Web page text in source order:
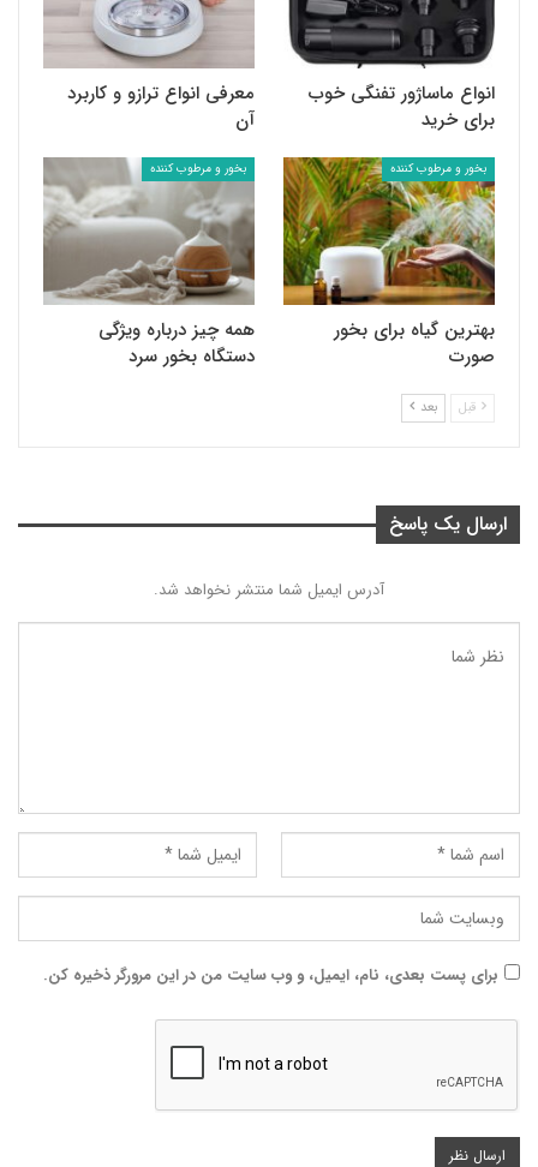
انواع ماساژور تفنگی خوب
برای خرید
معرفی انواع ترازو و کاربرد
آن
بخور و مرطوب کننده
بهترین گیاه برای بخور
صورت
بخور و مرطوب کننده
همه چیز درباره ویژگی
دستگاه بخور سرد
قبل بعد
ارسال یک پاسخ
آدرس ایمیل شما منتشر نخواهد شد.
برای پست بعدی، نام، ایمیل، و وب سایت من در این مرورگر ذخیره کن.